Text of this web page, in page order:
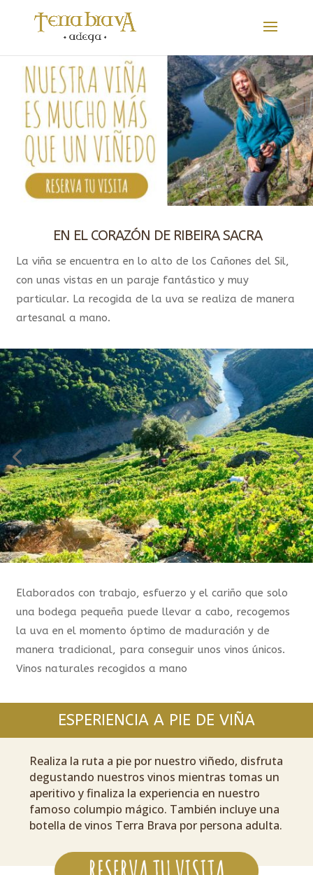
EN EL CORAZÓN DE RIBEIRA SACRA
La viña se encuentra en lo alto de los Cañones del Sil,
con unas vistas en un paraje fantástico y muy
particular. La recogida de la uva se realiza de manera
artesanal a mano.
Elaborados con trabajo, esfuerzo y el cariño que solo
una bodega pequeña puede llevar a cabo, recogemos
la uva en el momento óptimo de maduración y de
manera tradicional, para conseguir unos vinos únicos.
Vinos naturales recogidos a mano
ESPERIENCIA A PIE DE VIÑA
Realiza la ruta a pie por nuestro viñedo, disfruta
degustando nuestros vinos mientras tomas un
aperitivo y finaliza la experiencia en nuestro
famoso columpio mágico. También incluye una
botella de vinos Terra Brava por persona adulta.